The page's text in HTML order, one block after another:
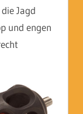
Jagd
und engen